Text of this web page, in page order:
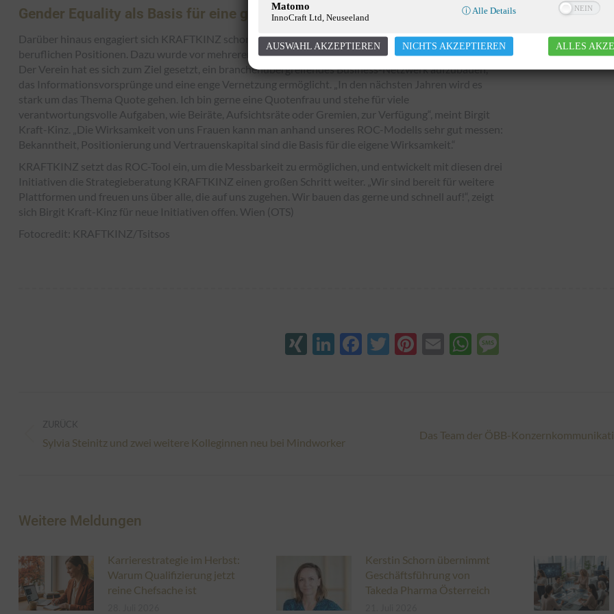
Gender Equality als Basis für eine gute Zukunft
Darüber hinaus engagiert sich KRAFTKINZ schon sehr lange für Frauen und deren Wirksamkeit in
beruflichen Positionen. Dazu wurde vor mehreren Jahren ein vertrauliches Frauennetzwerk gegründet.
Der Verein hat es sich zum Ziel gesetzt, ein branchenübergreifendes Business-Netzwerk aufzubauen,
das Informationsvorsprünge und eine enge Vernetzung ermöglicht. „In den nächsten Jahren wird es
stark um das Thema Quote gehen. Ich bin gerne eine Quotenfrau und stehe für viele
verantwortungsvolle Aufgaben, wie Beiräte, Aufsichtsräte oder Gremien, zur Verfügung“, meint Birgit
Kraft-Kinz. „Die Wirksamkeit von uns Frauen kann man anhand unseres ROC-Modells sehr gut messen:
Bekanntheit, Positionierung und Vertrauenskapital sind die Basis für die eigene Wirksamkeit.“
KRAFTKINZ setzt das ROC-Tool ein, um die Messbarkeit zu ermöglichen, und entwickelt mit diesen drei
Initiativen die Strategieberatung KRAFTKINZ einen großen Schritt weiter. „Wir sind bereit für weitere
Plattformen und freuen uns über alle, die auf uns zugehen. Wir bauen das gerne und schnell auf!“, zeigt
sich Birgit Kraft-Kinz für neue Initiativen offen. Wien (OTS)
Fotocredit: KRAFTKINZ/Tsitsos
XINGLinkedIn
Facebook
Twitter
Pinterest
EmailWhatsApp
ZURÜCK
Vorheriger
Sylvia Steinitz und zwei weitere Kolleginnen neu bei Mindworker
Nächster
Das Team der ÖBB-
Weitere Meldungen
Karrierestrategie im Herbst:
Warum Qualifizierung jetzt
reine Chefsache ist
Kerstin Schorn übernimmt
Geschäftsführung von
Takeda Pharma Österreich
Matomo
InnoCraft Ltd, Neuseeland
ⓘ Alle Details
AUSWAHL AKZEPTIEREN NICHTS AKZEPTIEREN ALLES